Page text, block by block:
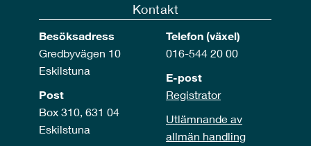
Kontakt
Besöksadress
Gredbyvägen 10
Eskilstuna
Post
Box 310, 631 04
Eskilstuna
Telefon (växel)
016-544 20 00
E-post
Registrator
Utlämnande av
allmän handling